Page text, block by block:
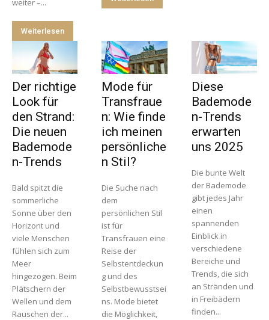
weiter –...
Weiterlesen
Der richtige
Look für
den Strand:
Die neuen
Bademode
n-Trends
Bald spitzt die
sommerliche
Sonne über den
Horizont und
viele Menschen
fühlen sich zum
Meer
hingezogen. Beim
Plätschern der
Wellen und dem
Rauschen der...
Mode für
Transfraue
n: Wie finde
ich meinen
persönliche
n Stil?
Die Suche nach
dem
persönlichen Stil
ist für
Transfrauen eine
Reise der
Selbstentdeckun
g und des
Selbstbewusstsei
ns. Mode bietet
die Möglichkeit,
Diese
Bademode
n-Trends
erwarten
uns 2025
Die bunte Welt
der Bademode
gibt jedes Jahr
einen
spannenden
Einblick in
verschiedene
Bereiche und
Trends, die sich
an Stränden und
in Freibädern
finden...